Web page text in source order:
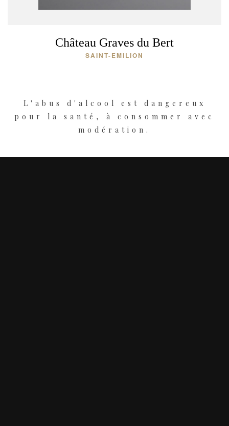
Château Graves du Bert
SAINT-EMILION
L'abus d'alcool est dangereux
pour la santé, à consommer avec
modération.